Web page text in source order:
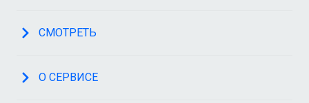
СМОТРЕТЬ
О СЕРВИСЕ